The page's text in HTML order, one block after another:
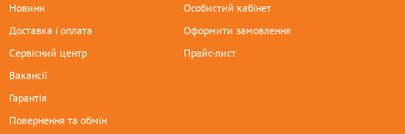
Новини
Доставка і оплата
Сервісний центр
Вакансії
Гарантія
Повернення та обмін
Особистий кабінет
Оформити замовлення
Прайс-лист